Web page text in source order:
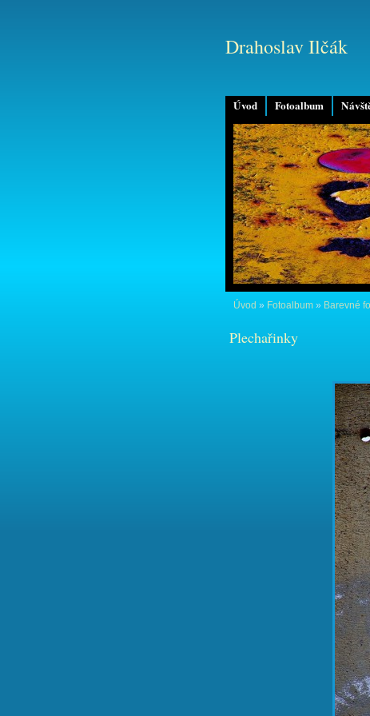
Úvod Fotoalbum
Drahoslav Ilčák
Úvod » Fotoalbum » Barevné
Plechařinky